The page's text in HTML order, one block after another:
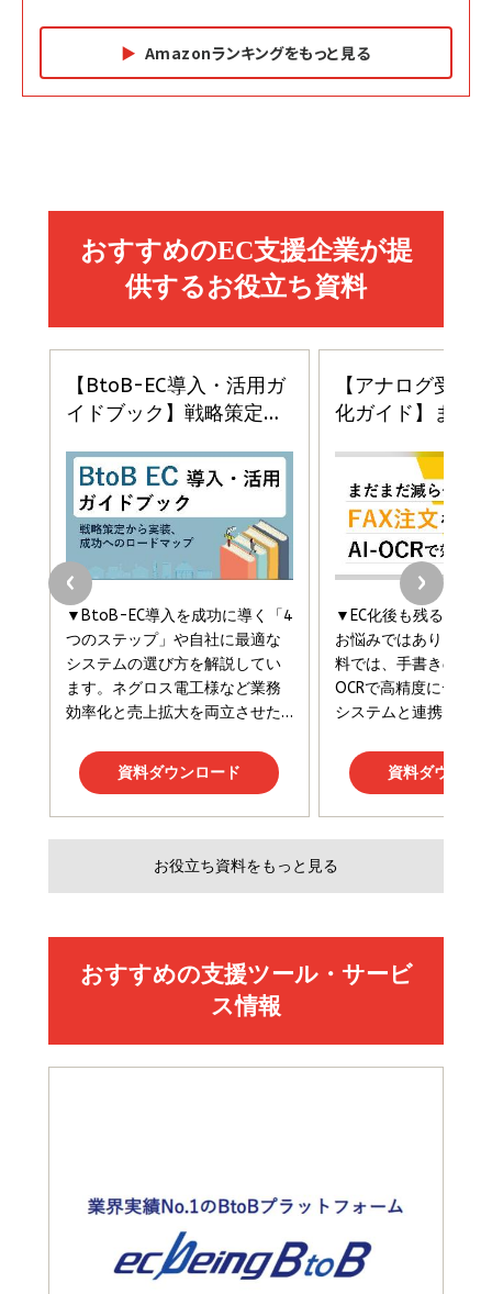
Amazonランキングをもっと見る
副業
￥1,870
小さな会社は戦略が9割
ドリルを売るには穴を売れ
￥1,815
Brand Shift(ブランド・シフト): 「信頼」で選ばれ
る時代の成長戦略
￥2,420
マーケティングの真実 P&G・グリコで学んだ失敗
と成長の法則
￥2,200
Amazonランキングをもっと見る
カラダ2026／宮舘涼太]
￥880
anan(アンアン)2026/06/24号 No.2500増刊
スペシャルエディション[王道エンタメの矜持／
￥1,100
anan(アンアン)2026/07/08号 No.2502[2026
年後半、あなたの恋と運命／山田涼介]
￥880
ママ投資家が育休中に１億貯めた株式投資
￥1,870
組織の成果を最大化する ルールのデザイン
￥1,980
Amazonランキングをもっと見る
イシューからはじめよ［改訂版］――知的生産の「シンプ
ルな本質」
￥2,200
経営メモ 16年の起業家人生で得た知見
￥2,750
影響力の武器［新版］：人を動かす七つの原理
￥3,190
フィードバック経営 「沈黙の組織」から「高め合う
組織」へ
Amazonランキングをもっと見る